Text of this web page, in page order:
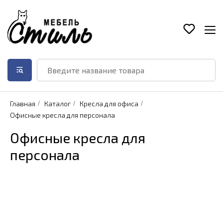
Главная / Каталог / Кресла для офиса /
Офисные кресла для персонала
Офисные кресла для
персонала